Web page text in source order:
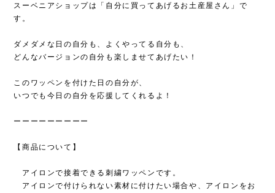
スーベニアショップは「自分に買ってあげるお土産屋さん」で
す。
ダメダメな日の自分も、よくやってる自分も、
どんなバージョンの自分も楽しませてあげたい！
このワッペンを付けた日の自分が、
いつでも今日の自分を応援してくれるよ！
ーーーーーーーーー
【商品について】
アイロンで接着できる刺繍ワッペンです。
アイロンで付けられない素材に付けたい場合や、アイロンをお